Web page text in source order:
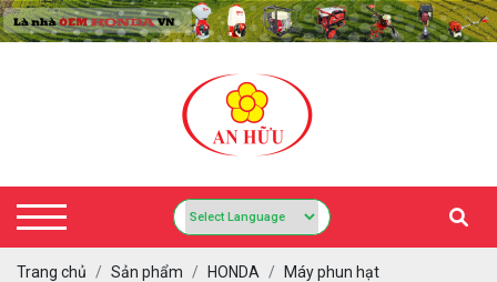
Trang chủ Sản phẩm HONDA
Máy phun hạt